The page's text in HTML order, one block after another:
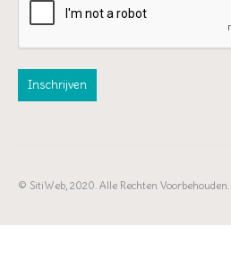
© SitiWeb, 2020. Alle Rechten Voorbehouden.